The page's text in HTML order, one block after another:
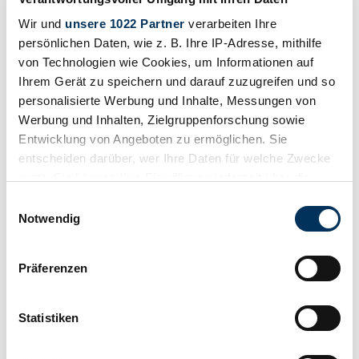
Wir und unsere 1022 Partner verarbeiten Ihre
persönlichen Daten, wie z. B. Ihre IP-Adresse, mithilfe
von Technologien wie Cookies, um Informationen auf
Ihrem Gerät zu speichern und darauf zuzugreifen und so
personalisierte Werbung und Inhalte, Messungen von
Werbung und Inhalten, Zielgruppenforschung sowie
Entwicklung von Angeboten zu ermöglichen. Sie
entscheiden darüber, wer Ihre Daten für welche Zwecke
Trigger Symbol ändern oder widerrufen
Informationen über Ihre geografische Lage
können
bestimmten Merkmalen (Fingerprinting) identifizieren
Notwendig
Präferenzen
Statistiken